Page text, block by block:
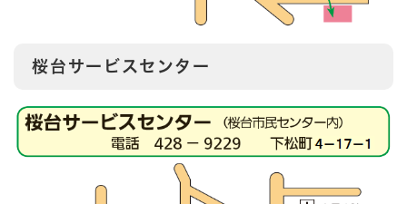
桜台サービスセンター